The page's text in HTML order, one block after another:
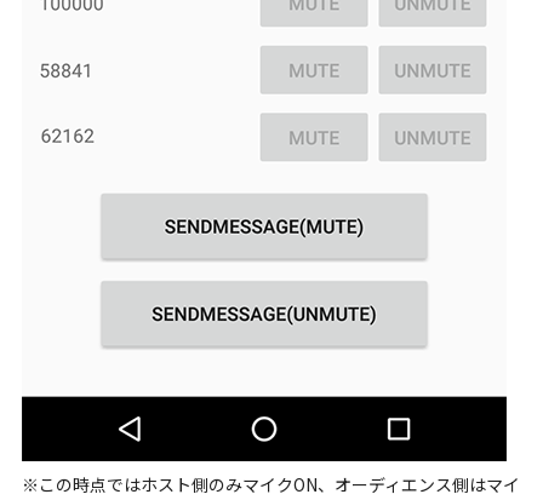
※この時点ではホスト側のみマイクON、オーディエンス側はマイ